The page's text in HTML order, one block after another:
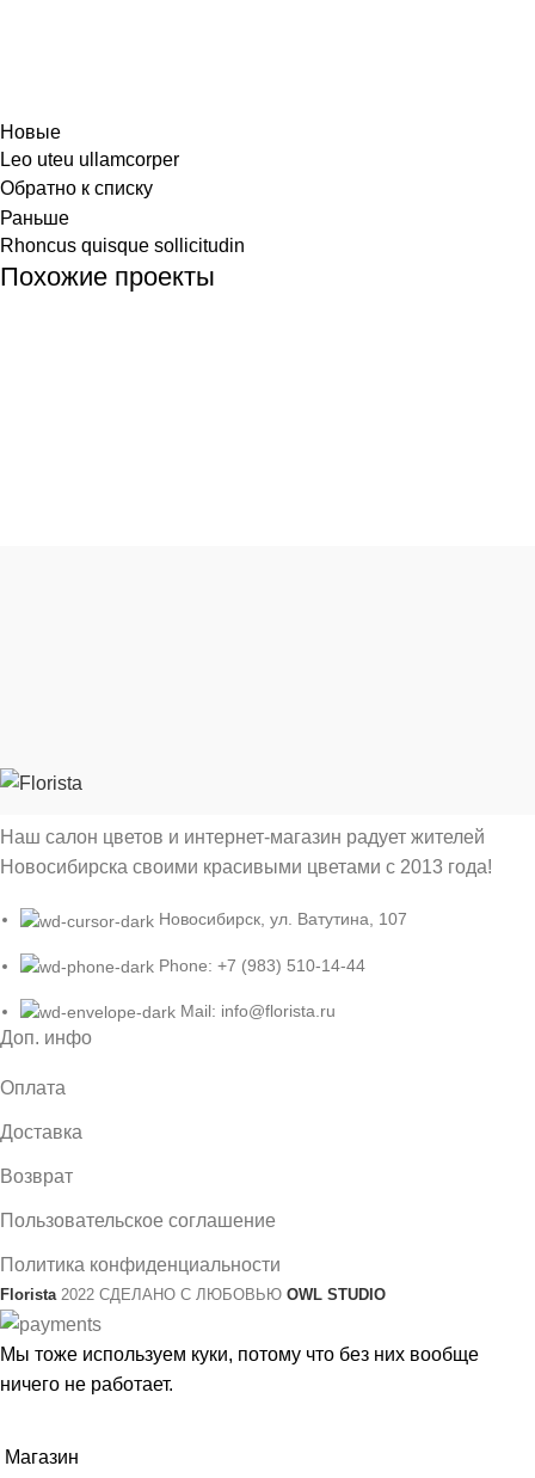
Новые
Leo uteu ullamcorper
Обратно к списку
Раньше
Rhoncus quisque sollicitudin
Похожие проекты
Наш салон цветов и интернет-магазин радует жителей
Новосибирска своими красивыми цветами с 2013 года!
Новосибирск, ул. Ватутина, 107
Phone: +7 (983) 510-14-44
Mail: info@florista.ru
Доп. инфо
Оплата
Доставка
Возврат
Пользовательское соглашение
Политика конфиденциальности
Florista 2022 СДЕЛАНО С ЛЮБОВЬЮ OWL STUDIO
Мы тоже используем куки, потому что без них вообще
ничего не работает.
Магазин